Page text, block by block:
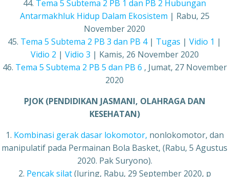
44. Tema 5 Subtema 2 PB 1 dan PB 2 Hubungan
Antarmakhluk Hidup Dalam Ekosistem | Rabu, 25
November 2020
45. Tema 5 Subtema 2 PB 3 dan PB 4| Tugas | Vidio 1 |
Vidio 2 | Vidio 3 | Kamis, 26 November 2020
46. Tema 5 Subtema 2 PB 5 dan PB 6 , Jumat, 27 November
2020
PJOK (PENDIDIKAN JASMANI, OLAHRAGA DAN
KESEHATAN)
1. Kombinasi gerak dasar lokomotor, nonlokomotor, dan
manipulatif pada Permainan Bola Basket, (Rabu, 5 Agustus
2020. Pak Suryono).
2. Pencak silat(luring, Rabu, 29 September 2020, p